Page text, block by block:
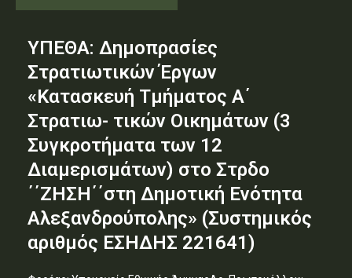
ΥΠΕΘΑ: Δημοπρασίες
Στρατιωτικών Έργων
«Κατασκευή Τμήματος Α΄
Στρατιω- τικών Οικημάτων (3
Συγκροτήματα των 12
Διαμερισμάτων) στο Στρδο
΄΄ΖΗΣΗ΄΄στη Δημοτική Ενότητα
Αλεξανδρούπολης» (Συστημικός
αριθμός ΕΣΗΔΗΣ 221641)